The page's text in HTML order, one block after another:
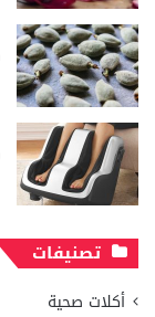
تصنيفات
أكلات صحية